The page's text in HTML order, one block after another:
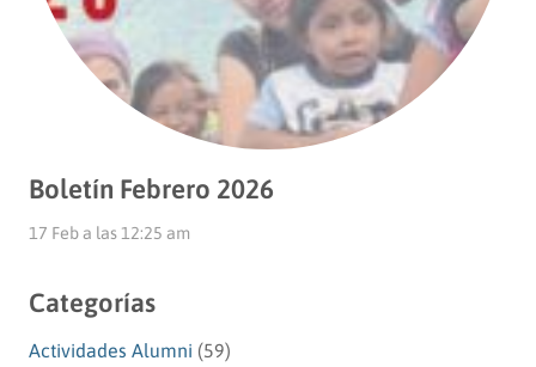
Boletín Febrero 2026
17 Feb a las 12:25 am
Categorías
Actividades Alumni (59)